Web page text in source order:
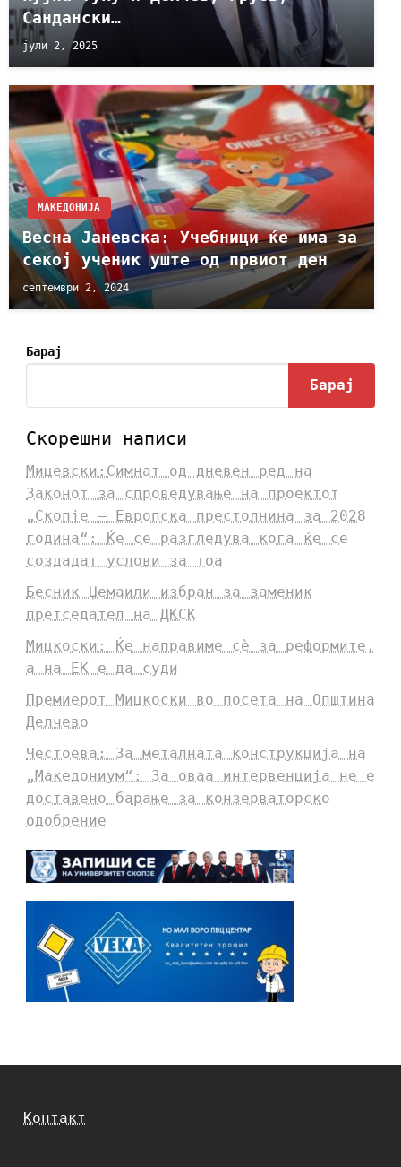
Сандански…
јули 2, 2025
МАКЕДОНИЈА
Весна Јаневска: Учебници ќе има за
секој ученик уште од првиот ден
септември 2, 2024
Барај
Барај
Скорешни написи
Мицевски:Симнат од дневен ред на
Законот за спроведување на проектот
„Скопје – Европска престолнина за 2028
година“: Ќе се разгледува кога ќе се
создадат услови за тоа
Бесник Џемаили избран за заменик
претседател на ДКСК
Мицкоски: Ќе направиме сè за реформите,
а на ЕК е да суди
Премиерот Мицкоски во посета на Општина
Делчево
Честоева: За металната конструкција на
„Македониум“: За оваа интервенција не е
доставено барање за конзерваторско
одобрение
Контакт